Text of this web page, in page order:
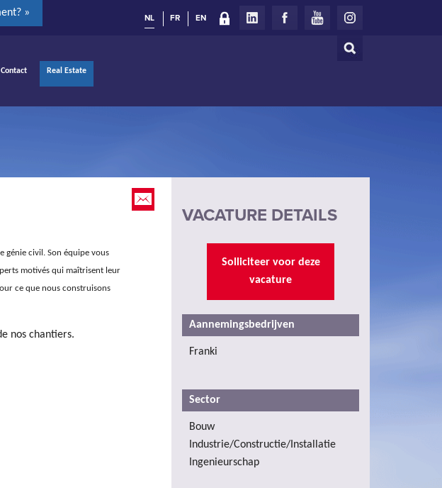
»
Zoeken
NL FR EN
Contact Real Estate
génie civil. Son équipe vous
motivés qui maîtrisent leur
ce que nous construisons
nos chantiers.
VACATURE DETAILS
Solliciteer voor deze
vacature
Aannemingsbedrijven
Franki
Sector
Bouw
Industrie/Constructie/Installatie
Ingenieurschap